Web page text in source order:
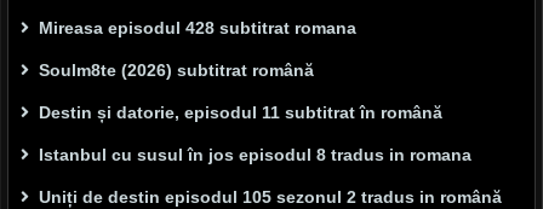
Mireasa episodul 428 subtitrat romana
Soulm8te (2026) subtitrat română
Destin și datorie, episodul 11 subtitrat în română
Istanbul cu susul în jos episodul 8 tradus in romana
Uniți de destin episodul 105 sezonul 2 tradus in română